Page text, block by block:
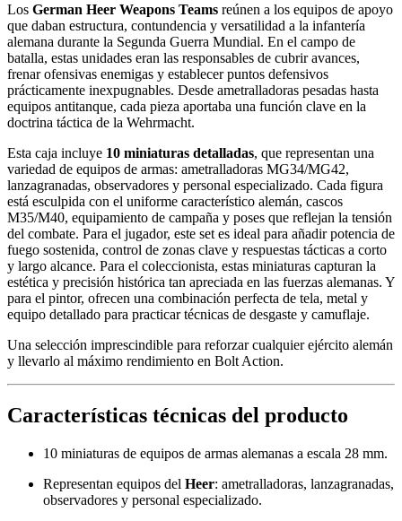
Los German Heer Weapons Teams reúnen a los equipos de apoyo
que daban estructura, contundencia y versatilidad a la infantería
alemana durante la Segunda Guerra Mundial. En el campo de
batalla, estas unidades eran las responsables de cubrir avances,
frenar ofensivas enemigas y establecer puntos defensivos
prácticamente inexpugnables. Desde ametralladoras pesadas hasta
equipos antitanque, cada pieza aportaba una función clave en la
doctrina táctica de la Wehrmacht.
Esta caja incluye 10 miniaturas detalladas, que representan una
variedad de equipos de armas: ametralladoras MG34/MG42,
lanzagranadas, observadores y personal especializado. Cada figura
está esculpida con el uniforme característico alemán, cascos
M35/M40, equipamiento de campaña y poses que reflejan la tensión
del combate. Para el jugador, este set es ideal para añadir potencia de
fuego sostenida, control de zonas clave y respuestas tácticas a corto
y largo alcance. Para el coleccionista, estas miniaturas capturan la
estética y precisión histórica tan apreciada en las fuerzas alemanas. Y
para el pintor, ofrecen una combinación perfecta de tela, metal y
equipo detallado para practicar técnicas de desgaste y camuflaje.
Una selección imprescindible para reforzar cualquier ejército alemán
y llevarlo al máximo rendimiento en Bolt Action.
Características técnicas del producto
10 miniaturas de equipos de armas alemanas a escala 28 mm.
Representan equipos del Heer: ametralladoras, lanzagranadas,
observadores y personal especializado.